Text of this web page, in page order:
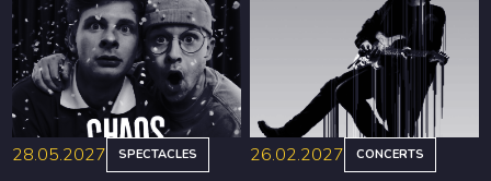
RÉSERVER RÉSERVER
28.05.2027 SPECTACLES 26.02.2027 CONCERTS